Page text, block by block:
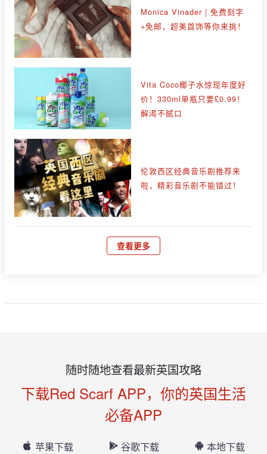
Monica Vinader | 免费刻字
+免邮，超美首饰等你来挑！
Vita Coco椰子水惊现年度好
价！330ml单瓶只要£0.99！
解渴不腻口
伦敦西区经典音乐剧推荐来
啦，精彩音乐剧不能错过！
查看更多
随时随地查看最新英国攻略
下载Red Scarf APP，你的英国生活
必备APP
苹果下载 谷歌下载 本地下载